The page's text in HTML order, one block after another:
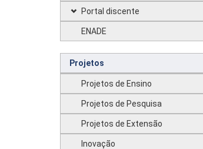
Portal discente
ENADE
Projetos
Projetos de Ensino
Projetos de Pesquisa
Projetos de Extensão
Inovação